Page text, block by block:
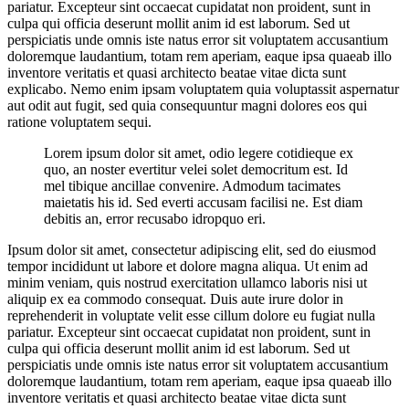
pariatur. Excepteur sint occaecat cupidatat non proident, sunt in
culpa qui officia deserunt mollit anim id est laborum. Sed ut
perspiciatis unde omnis iste natus error sit voluptatem accusantium
doloremque laudantium, totam rem aperiam, eaque ipsa quaeab illo
inventore veritatis et quasi architecto beatae vitae dicta sunt
explicabo. Nemo enim ipsam voluptatem quia voluptassit aspernatur
aut odit aut fugit, sed quia consequuntur magni dolores eos qui
ratione voluptatem sequi.
Lorem ipsum dolor sit amet, odio legere cotidieque ex
quo, an noster evertitur velei solet democritum est. Id
mel tibique ancillae convenire. Admodum tacimates
maietatis his id. Sed everti accusam facilisi ne. Est diam
debitis an, error recusabo idropquo eri.
Ipsum dolor sit amet, consectetur adipiscing elit, sed do eiusmod
tempor incididunt ut labore et dolore magna aliqua. Ut enim ad
minim veniam, quis nostrud exercitation ullamco laboris nisi ut
aliquip ex ea commodo consequat. Duis aute irure dolor in
reprehenderit in voluptate velit esse cillum dolore eu fugiat nulla
pariatur. Excepteur sint occaecat cupidatat non proident, sunt in
culpa qui officia deserunt mollit anim id est laborum. Sed ut
perspiciatis unde omnis iste natus error sit voluptatem accusantium
doloremque laudantium, totam rem aperiam, eaque ipsa quaeab illo
inventore veritatis et quasi architecto beatae vitae dicta sunt